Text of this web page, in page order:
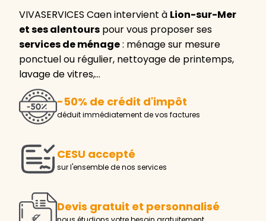
VIVASERVICES Caen intervient à Lion-sur-Mer
et ses alentours pour vous proposer ses
services de ménage: ménage sur mesure
ponctuel ou régulier, nettoyage de printemps,
lavage de vitres,…
-50% de crédit d'impôt
déduit immédiatement de vos factures
CESU accepté
sur l'ensemble de nos services
Devis gratuit et personnalisé